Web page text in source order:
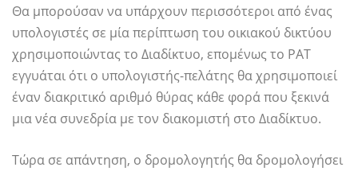
Θα μπορούσαν να υπάρχουν περισσότεροι από ένας
υπολογιστές σε μία περίπτωση του οικιακού δικτύου
χρησιμοποιώντας το Διαδίκτυο, επομένως το PAT
εγγυάται ότι ο υπολογιστής-πελάτης θα χρησιμοποιεί
έναν διακριτικό αριθμό θύρας κάθε φορά που ξεκινά
μια νέα συνεδρία με τον διακομιστή στο Διαδίκτυο.
Τώρα σε απάντηση, ο δρομολογητής θα δρομολογήσει